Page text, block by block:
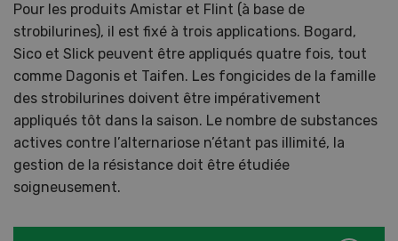
Pour les produits Amistar et Flint (à base de
strobilurines), il est fixé à trois applications. Bogard,
Sico et Slick peuvent être appliqués quatre fois, tout
comme Dagonis et Taifen. Les fongicides de la famille
des strobilurines doivent être impérativement
appliqués tôt dans la saison. Le nombre de substances
actives contre l’alternariose n’étant pas illimité, la
gestion de la résistance doit être étudiée
soigneusement.